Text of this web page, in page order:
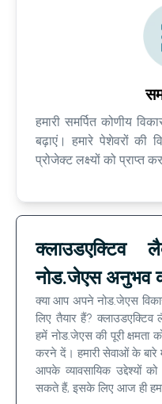
हमारी समर्पित कोणीय
बढ़ाएं। हमारे पेशेवरों की
प्रोजेक्ट लक्ष्यों को प्राप्त
नोड.जेएस अनुभव
क्या आप अपने नोड.जेएस
लिए तैयार हैं?
हमें नोड.जेएस की पूरी
करने दें। हमारी सेवाओं के
आपके व्यावसायिक उद्देश्यों
सकते हैं, इसके लिए आज ही